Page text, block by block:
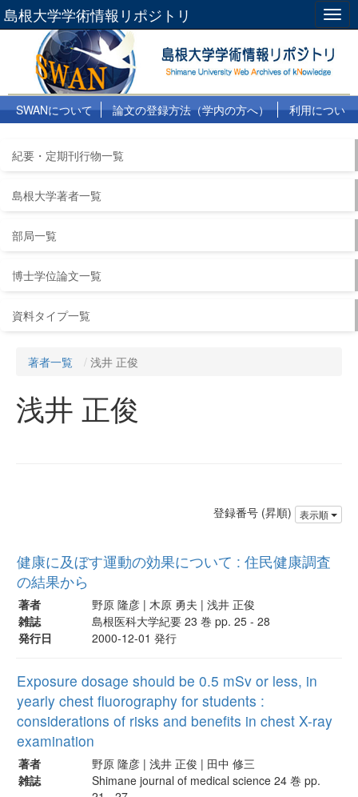
島根大学学術情報リポジトリ
SWANについて 論文の登録方法（学内の方へ）
利用につい
紀要・定期刊行物一覧
島根大学著者一覧
部局一覧
博士学位論文一覧
資料タイプ一覧
著者一覧 浅井 正俊
浅井 正俊
登録番号 (昇順) 表示順
健康に及ぼす運動の効果について : 住民健康調査
の結果から
著者
野原 隆彦 | 木原 勇夫 | 浅井 正俊
雑誌
島根医科大学紀要 23 巻 pp. 25 - 28
発行日
2000-12-01 発行
Exposure dosage should be 0.5 mSv or less, in
yearly chest fluorography for students :
considerations of risks and benefits in chest X-ray
examination
著者
野原 隆彦 | 浅井 正俊 | 田中 修三
雑誌
Shimane journal of medical science 24 巻 pp.